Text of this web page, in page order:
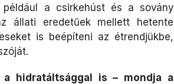
például a csirkehúst és a sovány
állati eredetűek mellett hetente
is beépíteni az étrendjükbe,
hidratáltsággal is – mondja a